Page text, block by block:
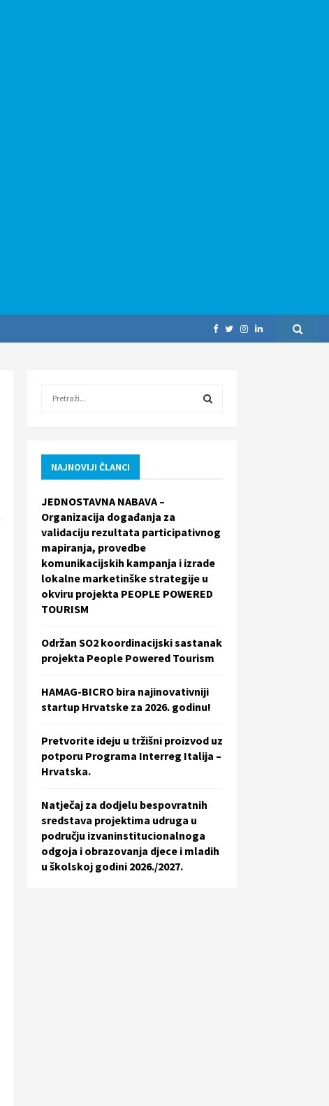
f
r
:
C
H
NAJNOVIJI ČLANCI
JEDNOSTAVNA NABAVA –
Organizacija događanja za
validaciju rezultata participativnog
mapiranja, provedbe
komunikacijskih kampanja i izrade
lokalne marketinške strategije u
okviru projekta PEOPLE POWERED
TOURISM
Održan SO2 koordinacijski sastanak
projekta People Powered Tourism
HAMAG-BICRO bira najinovativniji
startup Hrvatske za 2026. godinu!
Pretvorite ideju u tržišni proizvod uz
potporu Programa Interreg Italija –
Hrvatska.
Natječaj za dodjelu bespovratnih
sredstava projektima udruga u
području izvaninstitucionalnoga
odgoja i obrazovanja djece i mladih
u školskoj godini 2026./2027.